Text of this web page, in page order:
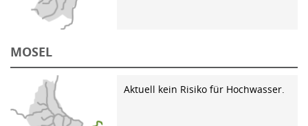
MOSEL
Aktuell kein Risiko für Hochwasser.